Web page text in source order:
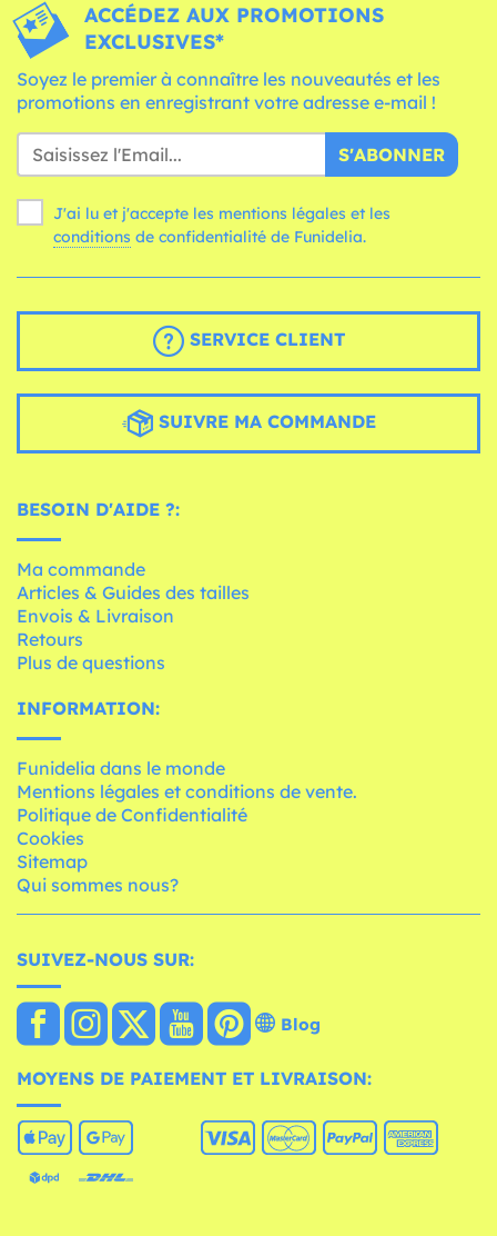
ACCÉDEZ AUX PROMOTIONS
EXCLUSIVES*
Soyez le premier à connaître les nouveautés et les
promotions en enregistrant votre adresse e-mail !
S'ABONNER
J'ai lu et j'accepte les mentions légales et les
conditions de confidentialité de Funidelia.
SERVICE CLIENT
SUIVRE MA COMMANDE
BESOIN D'AIDE ?:
Ma commande
Articles & Guides des tailles
Envois & Livraison
Retours
Plus de questions
INFORMATION:
Funidelia dans le monde
Mentions légales et conditions de vente.
Politique de Confidentialité
Cookies
Sitemap
Qui sommes nous?
SUIVEZ-NOUS SUR:
Blog
MOYENS DE PAIEMENT ET LIVRAISON: